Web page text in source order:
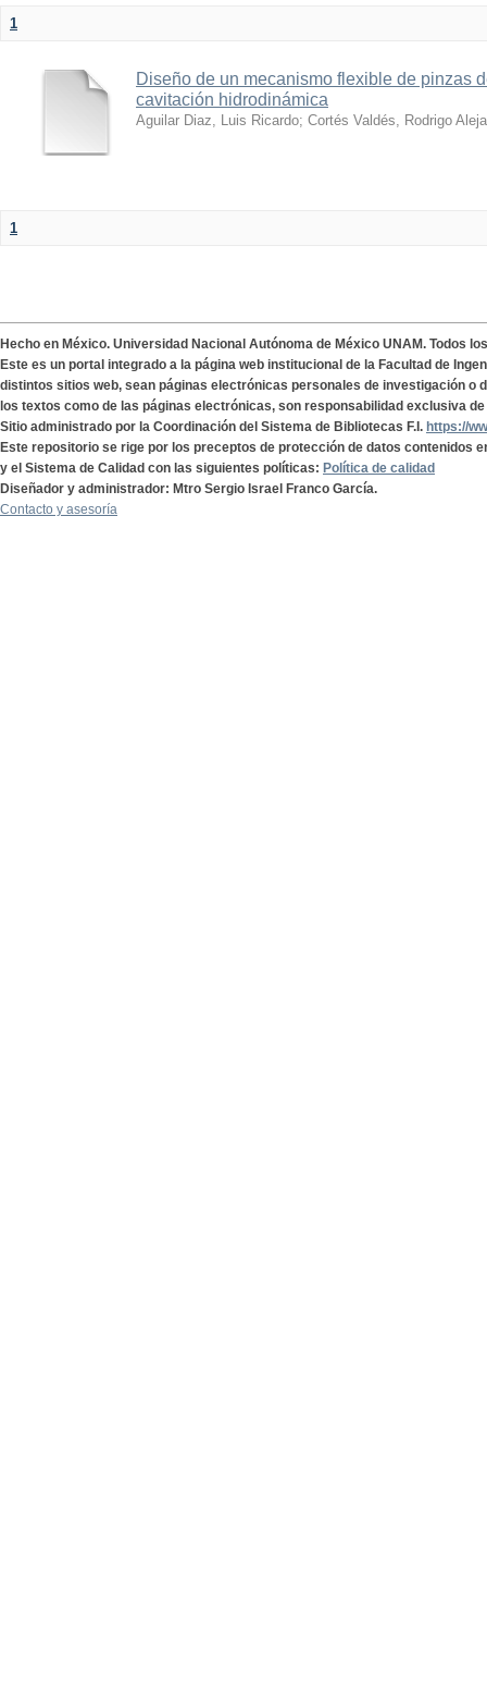
1
Diseño de un mecanismo flexible de pinzas
cavitación hidrodinámica
Aguilar Diaz, Luis Ricardo; Cortés Valdés, Rodrigo
1
Hecho en México. Universidad Nacional Autónoma de México UNAM. Todos
Este es un portal integrado a la página web institucional de la Facultad de
distintos sitios web, sean páginas electrónicas personales de investigación o
los textos como de las páginas electrónicas, son responsabilidad exclusiva
Sitio administrado por la Coordinación del Sistema de Bibliotecas F.I. https://
Este repositorio se rige por los preceptos de protección de datos contenidos
y el Sistema de Calidad con las siguientes políticas: Política de calidad
Diseñador y administrador: Mtro Sergio Israel Franco García.
Contacto y asesoría